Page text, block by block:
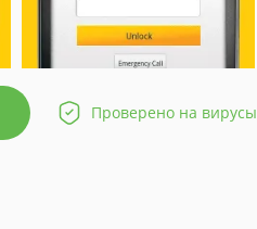
Проверено на вирусы